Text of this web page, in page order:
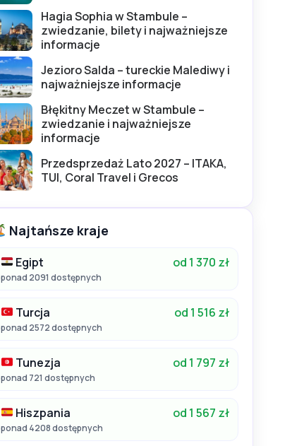
Hagia Sophia w Stambule –
zwiedzanie, bilety i najważniejsze
informacje
Jezioro Salda – tureckie Malediwy i
najważniejsze informacje
Błękitny Meczet w Stambule –
zwiedzanie i najważniejsze
informacje
Przedsprzedaż Lato 2027 – ITAKA,
TUI, Coral Travel i Grecos
Najtańsze kraje
Egipt od 1 370 zł
ponad 2091 dostępnych
Turcja od 1 516 zł
ponad 2572 dostępnych
Tunezja od 1 797 zł
ponad 721 dostępnych
Hiszpania od 1 567 zł
ponad 4208 dostępnych